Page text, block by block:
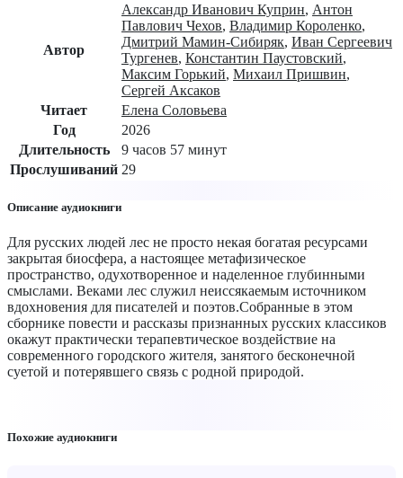
Автор
Александр Иванович Куприн, Антон
Павлович Чехов, Владимир Короленко,
Дмитрий Мамин-Сибиряк, Иван Сергеевич
Тургенев, Константин Паустовский,
Максим Горький, Михаил Пришвин,
Сергей Аксаков
Читает
Елена Соловьева
Год
2026
Длительность
9 часов 57 минут
Прослушиваний 29
Описание аудиокниги
Для русских людей лес не просто некая богатая ресурсами
закрытая биосфера, а настоящее метафизическое
пространство, одухотворенное и наделенное глубинными
смыслами. Веками лес служил неиссякаемым источником
вдохновения для писателей и поэтов.Собранные в этом
сборнике повести и рассказы признанных русских классиков
окажут практически терапевтическое воздействие на
современного городского жителя, занятого бесконечной
суетой и потерявшего связь с родной природой.
Похожие аудиокниги